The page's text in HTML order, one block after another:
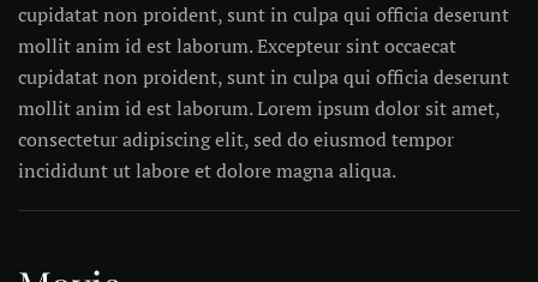
cupidatat non proident, sunt in culpa qui officia deserunt
mollit anim id est laborum. Excepteur sint occaecat
cupidatat non proident, sunt in culpa qui officia deserunt
mollit anim id est laborum. Lorem ipsum dolor sit amet,
consectetur adipiscing elit, sed do eiusmod tempor
incididunt ut labore et dolore magna aliqua.